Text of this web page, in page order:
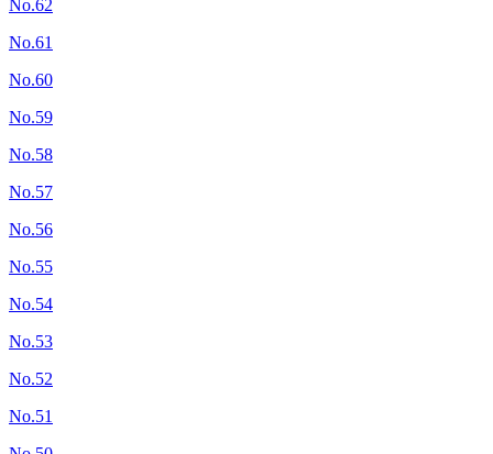
No.62
No.61
No.60
No.59
No.58
No.57
No.56
No.55
No.54
No.53
No.52
No.51